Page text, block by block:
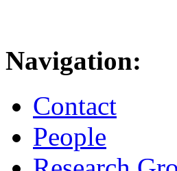
Navigation:
Contact
People